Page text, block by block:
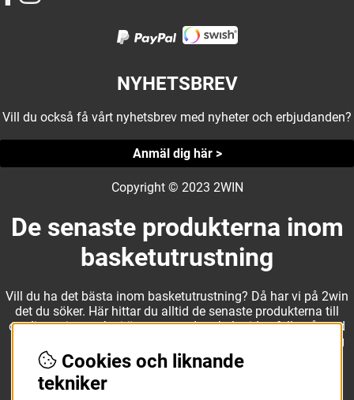
NYHETSBREV
Vill du också få vårt nyhetsbrev med nyheter och erbjudanden?
Anmäl dig här >
Copyright © 2023 2WIN
De senaste produkterna inom
basketutrustning
Vill du ha det bästa inom basketutrustning? Då har vi på 2win
det du söker. Här hittar du alltid de senaste produkterna till
otroliga priser, och vi är noga med att hela tiden fylla på med
nyheter i webbshopen. Det gör oss till ett naturligt val för dig
som vill ha utrustning som överträffar alla andra märken.
Cookies och liknande
tekniker